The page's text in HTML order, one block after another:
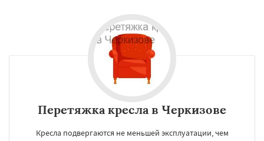
Перетяжка кресла в Черкизове
Кресла подвергаются не меньшей эксплуатации, чем